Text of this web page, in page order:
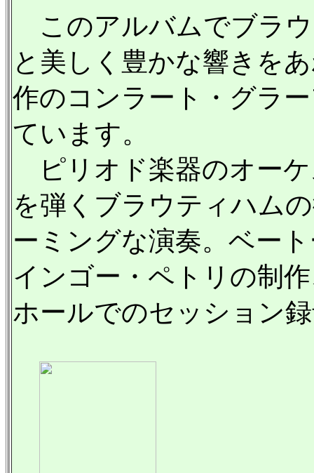
このアルバムでブラ
と美しく豊かな響きを
作のコンラート・グラ
ています。
ピリオド楽器のオー
を弾くブラウティハム
ーミングな演奏。ベー
インゴー・ペトリの制
ホールでのセッション